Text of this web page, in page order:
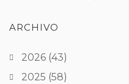
ARCHIVO
2026 (43)
2025 (58)